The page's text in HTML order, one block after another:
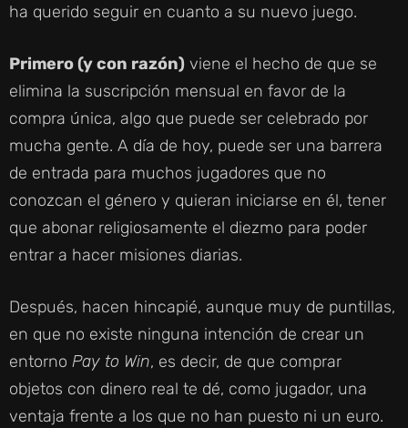
ha querido seguir en cuanto a su nuevo juego.
Primero (y con razón) viene el hecho de que se
elimina la suscripción mensual en favor de la
compra única, algo que puede ser celebrado por
mucha gente. A día de hoy, puede ser una barrera
de entrada para muchos jugadores que no
conozcan el género y quieran iniciarse en él, tener
que abonar religiosamente el diezmo para poder
entrar a hacer misiones diarias.
Después, hacen hincapié, aunque muy de puntillas,
en que no existe ninguna intención de crear un
entorno Pay to Win, es decir, de que comprar
objetos con dinero real te dé, como jugador, una
ventaja frente a los que no han puesto ni un euro.